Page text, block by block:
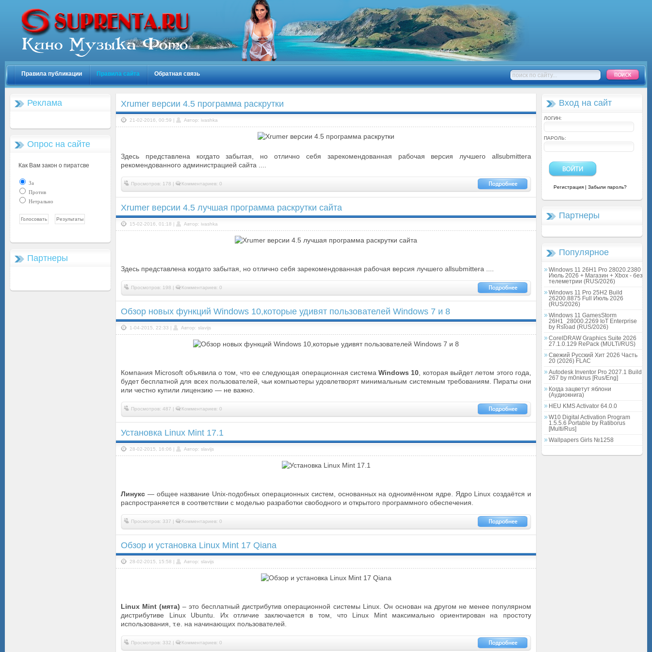
Правила публикации Правила сайта Обратная связь
Реклама
Опрос на сайте
Как Вам закон о пиратсве
За
Против
Нетрально
Партнеры
Xrumer версии 4.5 программа раскрутки
21-02-2016, 00:59 | Автор: ivashka
Здесь представлена когдато забытая, но отлично себя зарекомендованная рабочая версия лучшего allsubmittera
рекомендованного администрацией сайта ....
Просмотров: 178 | Комментариев: 0
Xrumer версии 4.5 лучшая программа раскрутки сайта
15-02-2016, 01:18 | Автор: ivashka
Здесь представлена когдато забытая, но отлично себя зарекомендованная рабочая версия лучшего allsubmittera ....
Просмотров: 198 | Комментариев: 0
Обзор новых функций Windows 10,которые удивят пользователей Windows 7 и 8
1-04-2015, 22:33 | Автор: slavijs
Компания Microsoft объявила о том, что ее следующая операционная системаWindows 10 , которая выйдет летом этого года,
будет бесплатной для всех пользователей, чьи компьютеры удовлетворят минимальным системным требованиям. Пираты они
или честно купили лицензию — не важно.
Просмотров: 487 | Комментариев: 0
Установка Linux Mint 17.1
28-02-2015, 16:06 | Автор: slavijs
Линукс — общее название Unix-подобных операционных систем, основанных на одноимённом ядре. Ядро Linux создаётся и
распространяется в соответствии с моделью разработки свободного и открытого программного обеспечения.
Просмотров: 337 | Комментариев: 0
Обзор и установка Linux Mint 17 Qiana
28-02-2015, 15:58 | Автор: slavijs
Linux Mint (мята) – это бесплатный дистрибутив операционной системы Linux. Он основан на другом не менее популярном
дистрибутиве Linux Ubuntu. Их отличие заключается в том, что Linux Mint максимально ориентирован на простоту
использования, т.е. на начинающих пользователей.
Просмотров: 332 | Комментариев: 0
Вход на сайт
ЛОГИН:
ПАРОЛЬ:
Регистрация | Забыли пароль?
Партнеры
Популярное
Windows 11 26H1 Pro 28020.2380
Июль 2026 + Магазин + Xbox - без
телеметрии (RUS/2026)
Windows 11 Pro 25H2 Build
26200.8875 Full Июль 2026
(RUS/2026)
Windows 11 GamesStorm
26H1_28000.2269 IoT Enterprise
by Rsload (RUS/2026)
CorelDRAW Graphics Suite 2026
27.1.0.129 RePack (MULTi/RUS)
Свежий Русский Хит 2026 Часть
20 (2026) FLAC
Autodesk Inventor Pro 2027.1 Build
267 by m0nkrus [Rus/Eng]
Когда зацветут яблони
(Аудиокнига)
HEU KMS Activator 64.0.0
W10 Digital Activation Program
1.5.5.6 Portable by Ratiborus
[Multi/Rus]
Wallpapers Girls №1258